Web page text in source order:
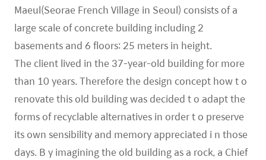
Maeul(Seorae French Village in Seoul) consists of a
large scale of concrete building including 2
basements and 6 floors: 25 meters in height.
The client lived in the 37-year-old building for more
than 10 years. Therefore the design concept how t o
renovate this old building was decided t o adapt the
forms of recyclable alternatives in order t o preserve
its own sensibility and memory appreciated i n those
days. B y imagining the old building as a rock, a Chief